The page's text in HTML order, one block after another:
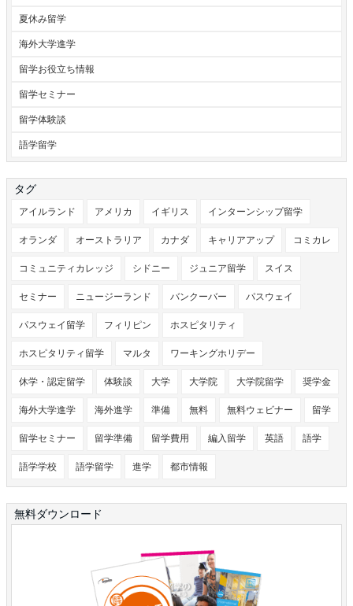
夏休み留学
海外大学進学
留学お役立ち情報
留学セミナー
留学体験談
語学留学
タグ
アイルランド アメリカ イギリス インターンシップ留学
オランダ オーストラリア カナダ キャリアアップ コミカレ
コミュニティカレッジ シドニー ジュニア留学 スイス
セミナー ニュージーランド バンクーバー パスウェイ
パスウェイ留学 フィリピン ホスピタリティ
ホスピタリティ留学 マルタ ワーキングホリデー
休学・認定留学 体験談 大学 大学院 大学院留学 奨学金
海外大学進学 海外進学 準備 無料 無料ウェビナー 留学
留学セミナー 留学準備 留学費用 編入留学 英語 語学
語学学校 語学留学 進学 都市情報
無料ダウンロード